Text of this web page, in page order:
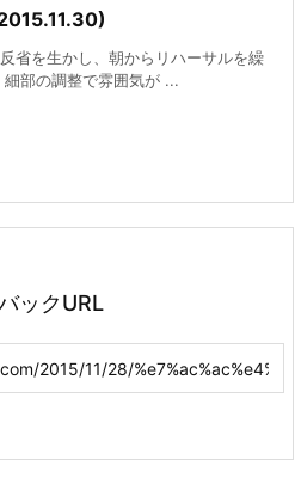
省を生かし、朝からリハーサルを繰
細部の調整で雰囲気が ...
ックURL